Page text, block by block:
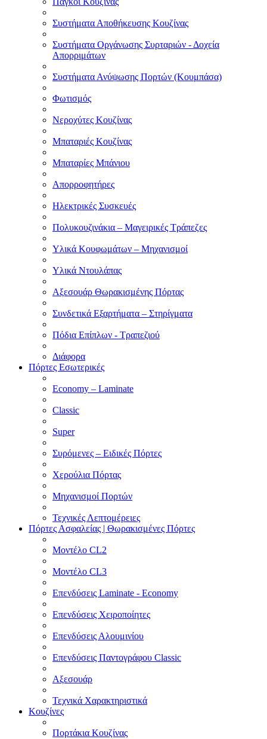
Συστήματα Αποθήκευσης Κουζίνας
Συστήματα Οργάνωσης Συρταριών - Δοχεία
Απορριμάτων
Συστήματα Ανύψωσης Πορτών (Κουμπάσα)
Φωτισμός
Νεροχύτες Κουζίνας
Μπαταριές Κουζίνας
Μπαταρίες Μπάνιου
Απορροφητήρες
Ηλεκτρικές Συσκευές
Πολυκουζινάκια – Μαγειρικές Τράπεζες
Υλικά Κουφωμάτων – Μηχανισμοί
Υλικά Ντουλάπας
Αξεσουάρ Θωρακισμένης Πόρτας
Συνδετικά Εξαρτήματα – Στηρίγματα
Πόδια Επίπλων - Τραπεζιού
Διάφορα
Πόρτες Εσωτερικές
Economy – Laminate
Classic
Super
Συρόμενες – Ειδικές Πόρτες
Χερούλια Πόρτας
Μηχανισμοί Πορτών
Τεχνικές Λεπτομέρειες
Πόρτες Ασφαλείας | Θωρακισμένες Πόρτες
Μοντέλο CL2
Μοντέλο CL3
Επενδύσεις Laminate - Economy
Επενδύσεις Χειροποίητες
Επενδύσεις Αλουμινίου
Επενδύσεις Παντογράφου Classic
Αξεσουάρ
Τεχνικά Χαρακτηριστικά
Κουζίνες
Πορτάκια Κουζίνας